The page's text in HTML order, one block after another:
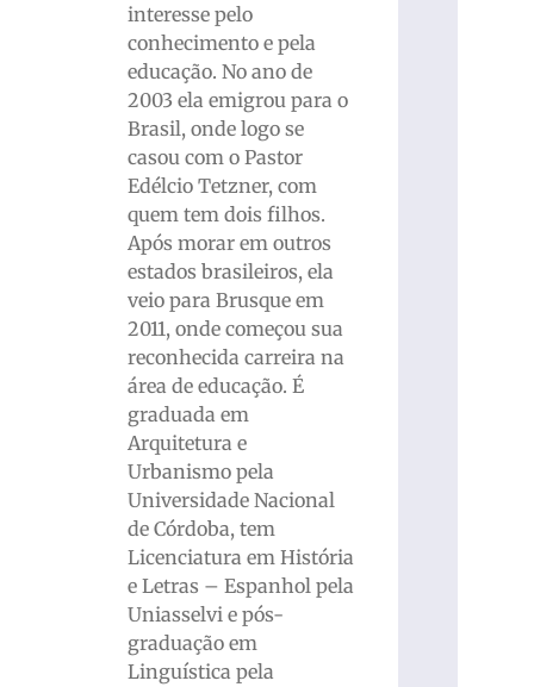
interesse pelo
conhecimento e pela
educação. No ano de
2003 ela emigrou para o
Brasil, onde logo se
casou com o Pastor
Edélcio Tetzner, com
quem tem dois filhos.
Após morar em outros
estados brasileiros, ela
veio para Brusque em
2011, onde começou sua
reconhecida carreira na
área de educação. É
graduada em
Arquitetura e
Urbanismo pela
Universidade Nacional
de Córdoba, tem
Licenciatura em História
e Letras – Espanhol pela
Uniasselvi e pós-
graduação em
Linguística pela